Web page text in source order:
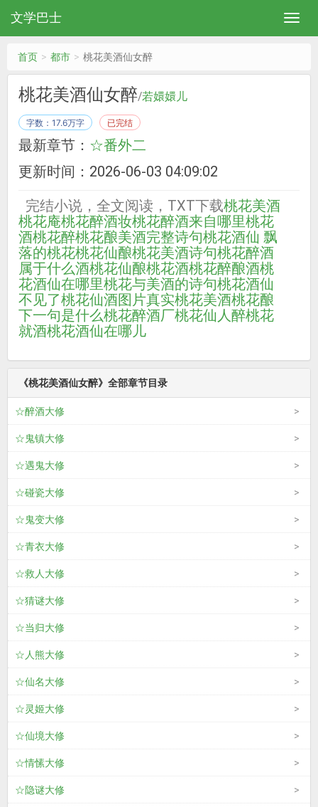
文学巴士
首页 都市 桃花美酒仙女醉
桃花美酒仙女醉/若嬛嬛儿
字数：17.6万字 已完结
最新章节： ☆番外二
更新时间：2026-06-03 04:09:02
完结小说，全文阅读，TXT下载桃花美酒
桃花庵桃花醉酒妆桃花醉酒来自哪里桃花
酒桃花醉桃花酿美酒完整诗句桃花酒仙 飘
落的桃花桃花仙酿桃花美酒诗句桃花醉酒
属于什么酒桃花仙酿桃花酒桃花醉酿酒桃
花酒仙在哪里桃花与美酒的诗句桃花酒仙
不见了桃花仙酒图片真实桃花美酒桃花酿
下一句是什么桃花醉酒厂桃花仙人醉桃花
就酒桃花酒仙在哪儿
《桃花美酒仙女醉》全部章节目录
☆醉酒大修
☆鬼镇大修
☆遇鬼大修
☆碰瓷大修
☆鬼变大修
☆青衣大修
☆救人大修
☆猜谜大修
☆当归大修
☆人熊大修
☆仙名大修
☆灵姬大修
☆仙境大修
☆情愫大修
☆隐谜大修